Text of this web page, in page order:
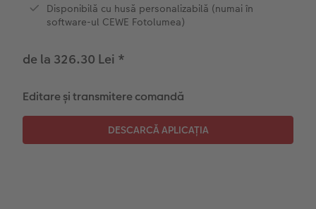
Fotosticker
Decorațiuni de perete din mai multe părți
Fotografii retro XXL
CEWE FOTOCARTE Kids
Disponibilă cu husă personalizabilă (numai în
software-ul CEWE Fotolumea)
de la 326.30 Lei *
Editare și transmitere comandă